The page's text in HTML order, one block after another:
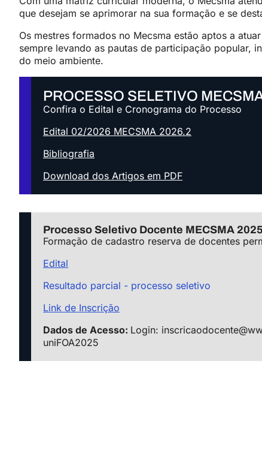
que desejam se aprimorar na sua formação e se
Os mestres formados no Mecsma estão aptos a
sempre levando as pautas de participação popular,
do meio ambiente.
PROCESSO SELETIVO
Confira o Edital e Cronograma do Processo
Edital 02/2026 MECSMA 2026.2
Bibliografia
Download dos Artigos em PDF
Processo Seletivo Docente MECSMA
Formação de cadastro reserva de docentes
Edital
Resultado parcial - processo seletivo
Link de Inscrição
Dados de Acesso: Login:
uniFOA2025